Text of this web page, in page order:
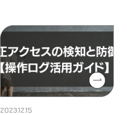
2023.12.15